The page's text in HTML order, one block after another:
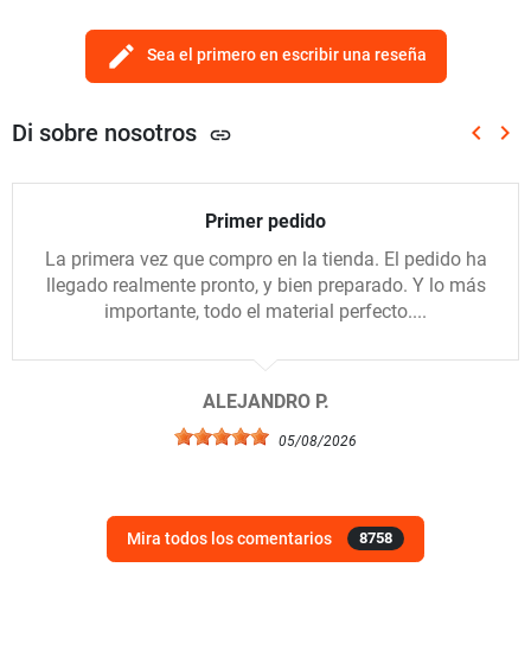
edit Sea el primero en escribir una reseña
Di sobre nosotros link keyboard_arrow_left keyboard_arrow_right
Primer pedido
La primera vez que compro en la tienda. El pedido ha
llegado realmente pronto, y bien preparado. Y lo más
importante, todo el material perfecto....
ALEJANDRO P.
05/08/2026
Mira todos los comentarios 8758